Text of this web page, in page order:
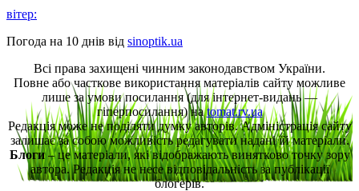
вітер:
Погода на 10 днів від sinoptik.ua
Всі права захищені чинним законодавством України.
Повне або часткове використання матеріалів сайту можливе
лише за умови посилання (для інтернет-видань —
гіперпосилання) наtomat.rv.ua
Редакція може не поділяти думку авторів. Адміністрація сайту
залишає за собою можливість редагувати надані їй матеріали.
Блоги– це матеріали, які відображають винятково точку зору
автора. Редакція не несе відповідальність за публікації
блогерів.